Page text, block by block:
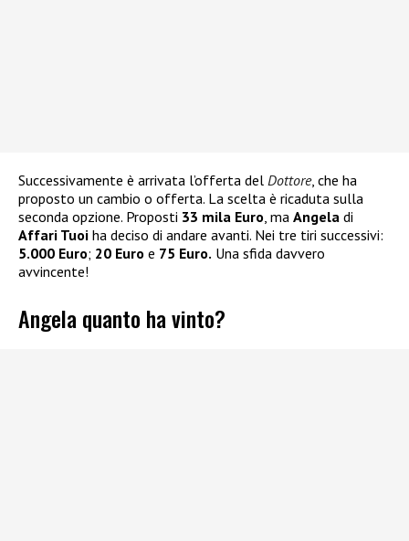
Successivamente è arrivata l’offerta del Dottore, che ha
proposto un cambio o offerta. La scelta è ricaduta sulla
seconda opzione. Proposti 33 mila Euro, ma Angela di
Affari Tuoi ha deciso di andare avanti. Nei tre tiri successivi:
5.000 Euro; 20 Euro e 75 Euro. Una sfida davvero
avvincente!
Angela quanto ha vinto?